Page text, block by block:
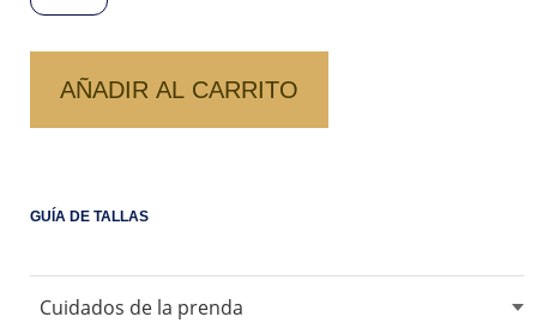
-
CANTIDAD
AÑADIR AL CARRITO
GUÍA DE TALLAS
Cuidados de la prenda